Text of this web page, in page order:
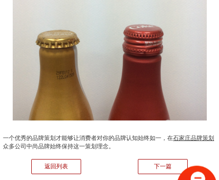
一个优秀的品牌策划才能够让消费者对你的品牌认知始终如一，在石家庄品牌策划
众多公司中尚品牌始终保持这一策划理念。
返回列表 下一篇